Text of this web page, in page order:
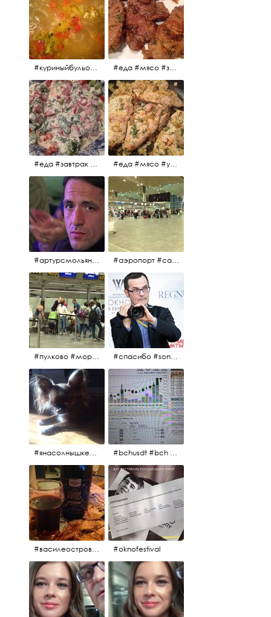
#куриныйбульон #лавровыйлист #помидоры #картофель #чеснок #лук #морковь #приправы #перецдушистый #курица #ужин #еда #сольповкусу #жёлтыйкарри #имбирь #кориандр #кокос #лимонныйсок #оливковоемасло #кумин #кайенскийперец #еда #мясо #завтрак #источниквдохновения #люблюготовить
#еда #завтрак #витамины #помидоры #укроп #огурцы #сметана #салат #еда #мясо #утро #завтрак #едакакисточниквдохновения
#артурсмольянинов @melnikovadsh #artursmolyaninov #аэропорт #санктпетербург #пулково #мореморе #моремолнцепесок #дваночи
#пулково #море #песок #лето #морепесоксолнце #дваночи #спасибо #sony #nikon #oknofestivsl @alex_kurov #aplgallery
#янасолнышкележу #янасолнышкогляжу #чихуахуа #bchusdt #bch #usdt #sell #buy #exchange #markets #bitcoincash #cryptocurrency #pump
#василеостровское #синяяборода #пиво #пивовобла #вобла #рыба #oknofestival